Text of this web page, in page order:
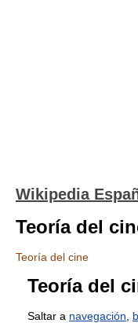
Wikipedia
Teoría del
Teoría del cine
Teoría del
Saltar a navegación